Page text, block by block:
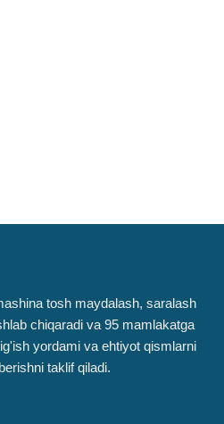
tosh maydalash, saralash
chiqaradi va 95 mamlakatga
yordami va ehtiyot qismlarni
taklif qiladi.